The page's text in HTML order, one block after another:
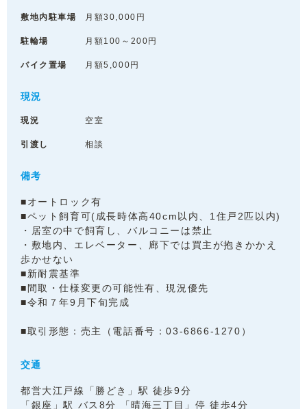
敷地内駐車場 月額30,000円
駐輪場 月額100～200円
バイク置場 月額5,000円
現況
現況 空室
引渡し 相談
備考
■オートロック有
■ペット飼育可(成長時体高40cm以内、1住戸2匹以内)
・居室の中で飼育し、バルコニーは禁止
・敷地内、エレベーター、廊下では買主が抱きかかえ
歩かせない
■新耐震基準
■間取・仕様変更の可能性有、現況優先
■令和７年9月下旬完成
■取引形態：売主（電話番号：03-6866-1270）
交通
都営大江戸線「勝どき」駅 徒歩9分
「銀座」駅 バス8分 「晴海三丁目」停 徒歩4分